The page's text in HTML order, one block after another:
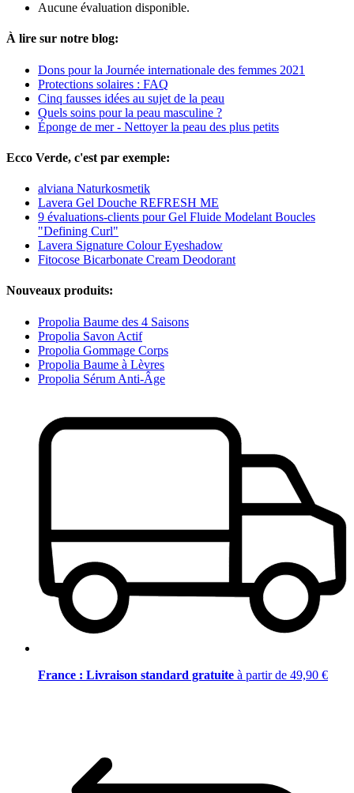
Aucune évaluation disponible.
À lire sur notre blog:
Dons pour la Journée internationale des femmes 2021
Protections solaires : FAQ
Cinq fausses idées au sujet de la peau
Quels soins pour la peau masculine ?
Éponge de mer - Nettoyer la peau des plus petits
Ecco Verde, c'est par exemple:
alviana Naturkosmetik
Lavera Gel Douche REFRESH ME
9 évaluations-clients pour Gel Fluide Modelant Boucles
"Defining Curl"
Lavera Signature Colour Eyeshadow
Fitocose Bicarbonate Cream Deodorant
Nouveaux produits:
Propolia Baume des 4 Saisons
Propolia Savon Actif
Propolia Gommage Corps
Propolia Baume à Lèvres
Propolia Sérum Anti-Âge
France : Livraison standard gratuite à partir de 49,90 €